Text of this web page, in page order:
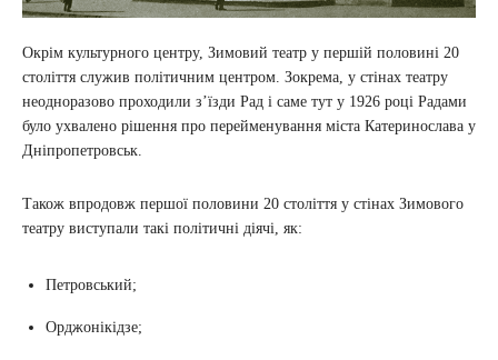
Окрім культурного центру, Зимовий театр у першій половині 20
століття служив політичним центром. Зокрема, у стінах театру
неодноразово проходили з’їзди Рад і саме тут у 1926 році Радами
було ухвалено рішення про перейменування міста Катеринослава у
Дніпропетровськ.
Також впродовж першої половини 20 століття у стінах Зимового
театру виступали такі політичні діячі, як:
Петровський;
Орджонікідзе;